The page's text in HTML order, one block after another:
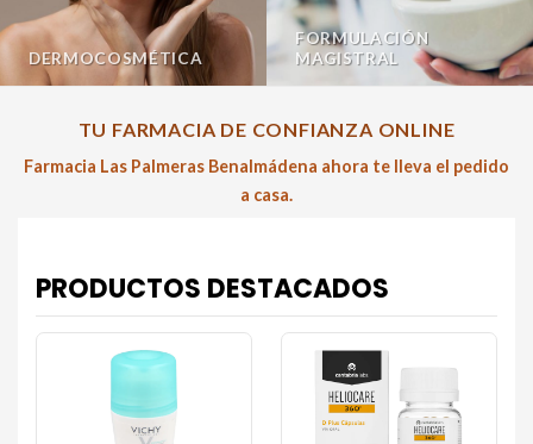
DERMOCOSMÉTICA
FORMULACIÓN
MAGISTRAL
TU FARMACIA DE CONFIANZA ONLINE
Farmacia Las Palmeras Benalmádena ahora te lleva el pedido
a casa.